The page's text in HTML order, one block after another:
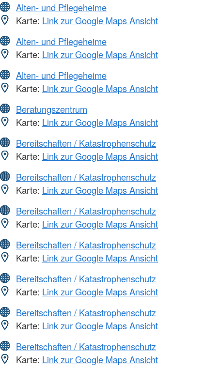
Alten- und Pflegeheime
Karte: Link zur Google Maps Ansicht
Alten- und Pflegeheime
Karte: Link zur Google Maps Ansicht
Alten- und Pflegeheime
Karte: Link zur Google Maps Ansicht
Beratungszentrum
Karte: Link zur Google Maps Ansicht
Bereitschaften / Katastrophenschutz
Karte: Link zur Google Maps Ansicht
Bereitschaften / Katastrophenschutz
Karte: Link zur Google Maps Ansicht
Bereitschaften / Katastrophenschutz
Karte: Link zur Google Maps Ansicht
Bereitschaften / Katastrophenschutz
Karte: Link zur Google Maps Ansicht
Bereitschaften / Katastrophenschutz
Karte: Link zur Google Maps Ansicht
Bereitschaften / Katastrophenschutz
Karte: Link zur Google Maps Ansicht
Bereitschaften / Katastrophenschutz
Karte: Link zur Google Maps Ansicht